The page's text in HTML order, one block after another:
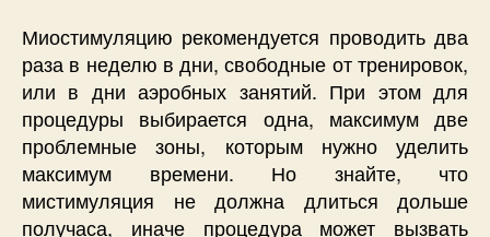
Миостимуляцию рекомендуется проводить два
раза в неделю в дни, свободные от тренировок,
или в дни аэробных занятий. При этом для
процедуры выбирается одна, максимум две
проблемные зоны, которым нужно уделить
максимум времени. Но знайте, что
мистимуляция не должна длиться дольше
получаса, иначе процедура может вызвать